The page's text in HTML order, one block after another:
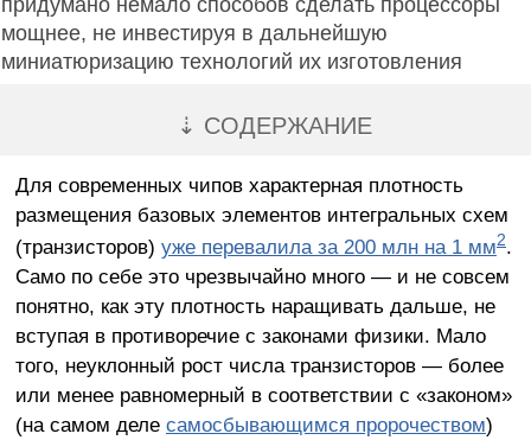
придумано немало способов сделать процессоры
мощнее, не инвестируя в дальнейшую
миниатюризацию технологий их изготовления
⇣ СОДЕРЖАНИЕ
Для современных чипов характерная плотность
размещения базовых элементов интегральных схем
(транзисторов) уже перевалила за 200 млн на 1 мм2.
Само по себе это чрезвычайно много — и не совсем
понятно, как эту плотность наращивать дальше, не
вступая в противоречие с законами физики. Мало
того, неуклонный рост числа транзисторов — более
или менее равномерный в соответствии с «законом»
(на самом деле самосбывающимся пророчеством)